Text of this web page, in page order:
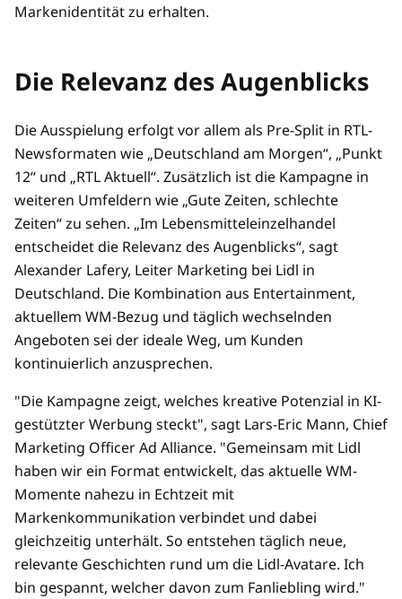
Markenidentität zu erhalten.
Die Relevanz des Augenblicks
Die Ausspielung erfolgt vor allem als Pre-Split in RTL-
Newsformaten wie „Deutschland am Morgen“, „Punkt
12“ und „RTL Aktuell“. Zusätzlich ist die Kampagne in
weiteren Umfeldern wie „Gute Zeiten, schlechte
Zeiten“ zu sehen. „Im Lebensmitteleinzelhandel
entscheidet die Relevanz des Augenblicks“, sagt
Alexander Lafery, Leiter Marketing bei Lidl in
Deutschland. Die Kombination aus Entertainment,
aktuellem WM-Bezug und täglich wechselnden
Angeboten sei der ideale Weg, um Kunden
kontinuierlich anzusprechen.
"Die Kampagne zeigt, welches kreative Potenzial in KI-
gestützter Werbung steckt", sagt Lars-Eric Mann, Chief
Marketing Officer Ad Alliance. "Gemeinsam mit Lidl
haben wir ein Format entwickelt, das aktuelle WM-
Momente nahezu in Echtzeit mit
Markenkommunikation verbindet und dabei
gleichzeitig unterhält. So entstehen täglich neue,
relevante Geschichten rund um die Lidl-Avatare. Ich
bin gespannt, welcher davon zum Fanliebling wird."